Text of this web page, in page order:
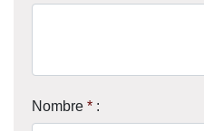
Nombre * :